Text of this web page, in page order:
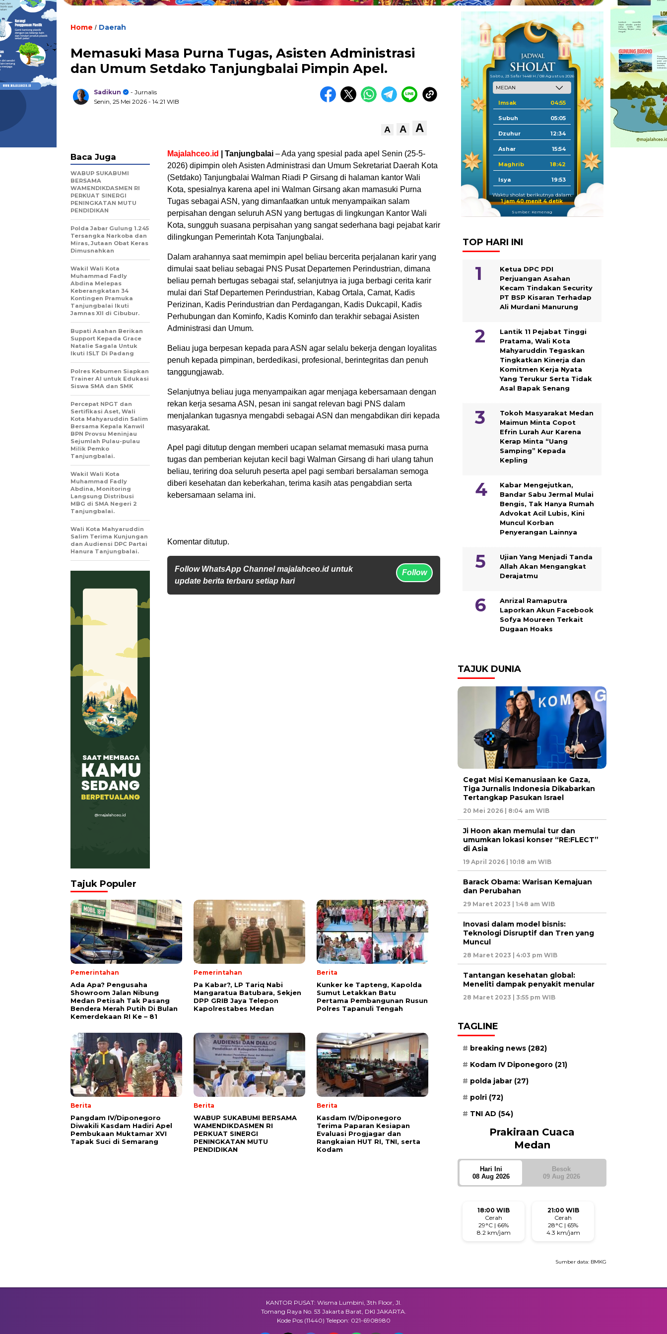
Home / Daerah
Memasuki Masa Purna Tugas, Asisten Administrasi
dan Umum Setdako Tanjungbalai Pimpin Apel.
Sadikun
- Jurnalis
Senin, 25 Mei 2026 - 14:21 WIB
A A A
Majalahceo.id | Tanjungbalai – Ada yang spesial pada apel Senin (25-5-
2026) dipimpin oleh Asisten Administrasi dan Umum Sekretariat Daerah Kota
(Setdako) Tanjungbalai Walman Riadi P Girsang di halaman kantor Wali
Kota, spesialnya karena apel ini Walman Girsang akan mamasuki Purna
Tugas sebagai ASN, yang dimanfaatkan untuk menyampaikan salam
perpisahan dengan seluruh ASN yang bertugas di lingkungan Kantor Wali
Kota, sungguh suasana perpisahan yang sangat sederhana bagi pejabat karir
dilingkungan Pemerintah Kota Tanjungbalai.
Dalam arahannya saat memimpin apel beliau bercerita perjalanan karir yang
dimulai saat beliau sebagai PNS Pusat Departemen Perindustrian, dimana
beliau pernah bertugas sebagai staf, selanjutnya ia juga berbagi cerita karir
mulai dari Staf Departemen Perindustrian, Kabag Ortala, Camat, Kadis
Perizinan, Kadis Perindustrian dan Perdagangan, Kadis Dukcapil, Kadis
Perhubungan dan Kominfo, Kadis Kominfo dan terakhir sebagai Asisten
Administrasi dan Umum.
Beliau juga berpesan kepada para ASN agar selalu bekerja dengan loyalitas
penuh kepada pimpinan, berdedikasi, profesional, berintegritas dan penuh
tanggungjawab.
Selanjutnya beliau juga menyampaikan agar menjaga kebersamaan dengan
rekan kerja sesama ASN, pesan ini sangat relevan bagi PNS dalam
menjalankan tugasnya mengabdi sebagai ASN dan mengabdikan diri kepada
masyarakat.
Apel pagi ditutup dengan memberi ucapan selamat memasuki masa purna
tugas dan pemberian kejutan kecil bagi Walman Girsang di hari ulang tahun
beliau, teriring doa seluruh peserta apel pagi sembari bersalaman semoga
diberi kesehatan dan keberkahan, terima kasih atas pengabdian serta
kebersamaan selama ini.
Komentar ditutup.
Follow WhatsApp Channel majalahceo.id untuk
update berita terbaru setiap hari
Follow
Baca Juga
WABUP SUKABUMI
BERSAMA
WAMENDIKDASMEN RI
PERKUAT SINERGI
PENINGKATAN MUTU
PENDIDIKAN
Polda Jabar Gulung 1.245
Tersangka Narkoba dan
Miras, Jutaan Obat Keras
Dimusnahkan
Wakil Wali Kota
Muhammad Fadly
Abdina Melepas
Keberangkatan 34
Kontingen Pramuka
Tanjungbalai Ikuti
Jamnas XII di Cibubur.
Bupati Asahan Berikan
Support Kepada Grace
Natalie Sagala Untuk
Ikuti ISLT Di Padang
Polres Kebumen Siapkan
Trainer AI untuk Edukasi
Siswa SMA dan SMK
Percepat NPGT dan
Sertifikasi Aset, Wali
Kota Mahyaruddin Salim
Bersama Kepala Kanwil
BPN Provsu Meninjau
Sejumlah Pulau-pulau
Milik Pemko
Tanjungbalai.
Wakil Wali Kota
Muhammad Fadly
Abdina, Monitoring
Langsung Distribusi
MBG di SMA Negeri 2
Tanjungbalai.
Wali Kota Mahyaruddin
Salim Terima Kunjungan
dan Audiensi DPC Partai
Hanura Tanjungbalai.
Tajuk Populer
Pemerintahan
Ada Apa? Pengusaha
Showroom Jalan Nibung
Medan Petisah Tak Pasang
Bendera Merah Putih Di Bulan
Kemerdekaan RI Ke – 81
Pemerintahan
Pa Kabar?, LP Tariq Nabi
Mangaratua Batubara, Sekjen
DPP GRIB Jaya Telepon
Kapolrestabes Medan
Berita
Kunker ke Tapteng, Kapolda
Sumut Letakkan Batu
Pertama Pembangunan Rusun
Polres Tapanuli Tengah
Berita
Pangdam IV/Diponegoro
Diwakili Kasdam Hadiri Apel
Pembukaan Muktamar XVI
Tapak Suci di Semarang
Berita
WABUP SUKABUMI BERSAMA
WAMENDIKDASMEN RI
PERKUAT SINERGI
PENINGKATAN MUTU
PENDIDIKAN
Berita
Kasdam IV/Diponegoro
Terima Paparan Kesiapan
Evaluasi Progjagar dan
Rangkaian HUT RI, TNI, serta
Kodam
Sabtu, 23 Safar 1448 H / 08 Agustus 2026
Imsak 04:55
Subuh 05:05
Dzuhur 12:34
Ashar 15:54
Maghrib 18:42
Isya 19:53
Waktu sholat berikutnya dalam:
1 jam 40 menit 3 detik
Sumber: Kemenag
TOP HARI INI
Ketua DPC PDI
Perjuangan Asahan
Kecam Tindakan Security
PT BSP Kisaran Terhadap
Ali Murdani Manurung
Lantik 11 Pejabat Tinggi
Pratama, Wali Kota
Mahyaruddin Tegaskan
Tingkatkan Kinerja dan
Komitmen Kerja Nyata
Yang Terukur Serta Tidak
Asal Bapak Senang
Tokoh Masyarakat Medan
Maimun Minta Copot
Efrin Lurah Aur Karena
Kerap Minta “Uang
Samping” Kepada
Kepling
Kabar Mengejutkan,
Bandar Sabu Jermal Mulai
Bengis, Tak Hanya Rumah
Advokat Acil Lubis, Kini
Muncul Korban
Penyerangan Lainnya
Ujian Yang Menjadi Tanda
Allah Akan Mengangkat
Derajatmu
Anrizal Ramaputra
Laporkan Akun Facebook
Sofya Moureen Terkait
Dugaan Hoaks
TAJUK DUNIA
Cegat Misi Kemanusiaan ke Gaza,
Tiga Jurnalis Indonesia Dikabarkan
Tertangkap Pasukan Israel
20 Mei 2026 | 8:04 am WIB
Ji Hoon akan memulai tur dan
umumkan lokasi konser “RE:FLECT”
di Asia
19 April 2026 | 10:18 am WIB
Barack Obama: Warisan Kemajuan
dan Perubahan
29 Maret 2023 | 1:48 am WIB
Inovasi dalam model bisnis:
Teknologi Disruptif dan Tren yang
Muncul
28 Maret 2023 | 4:03 pm WIB
Tantangan kesehatan global:
Meneliti dampak penyakit menular
28 Maret 2023 | 3:55 pm WIB
TAGLINE
breaking news (282)
Kodam IV Diponegoro (21)
polda jabar (27)
polri (72)
TNI AD (54)
Prakiraan Cuaca
Medan
Hari Ini
08 Aug 2026
Besok
09 Aug 2026
18:00 WIB
Cerah
29°C | 66%
8.2 km/jam
21:00 WIB
Cerah
28°C | 65%
4.3 km/jam
Sumber data: BMKG
KANTOR PUSAT: Wisma Lumbini, 3th Floor, Jl.
Tomang Raya No. 53 Jakarta Barat, DKI JAKARTA.
Kode Pos (11440) Telepon: 021-6908980